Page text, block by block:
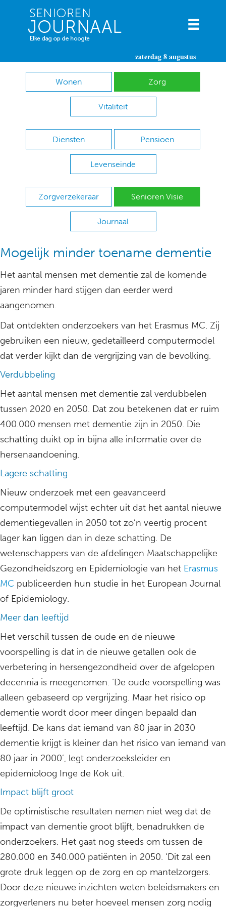
zaterdag 8 augustus
Wonen Zorg
Vitaliteit
Diensten Pensioen
Levenseinde
Zorgverzekeraar Senioren Visie
Journaal
Mogelijk minder toename dementie
Het aantal mensen met dementie zal de komende
jaren minder hard stijgen dan eerder werd
aangenomen.
Dat ontdekten onderzoekers van het Erasmus MC. Zij
gebruiken een nieuw, gedetailleerd computermodel
dat verder kijkt dan de vergrijzing van de bevolking.
Verdubbeling
Het aantal mensen met dementie zal verdubbelen
tussen 2020 en 2050. Dat zou betekenen dat er ruim
400.000 mensen met dementie zijn in 2050. Die
schatting duikt op in bijna alle informatie over de
hersenaandoening.
Lagere schatting
Nieuw onderzoek met een geavanceerd
computermodel wijst echter uit dat het aantal nieuwe
dementiegevallen in 2050 tot zo’n veertig procent
lager kan liggen dan in deze schatting. De
wetenschappers van de afdelingen Maatschappelijke
Gezondheidszorg en Epidemiologie van het Erasmus
MC publiceerden hun studie in het European Journal
of Epidemiology.
Meer dan leeftijd
Het verschil tussen de oude en de nieuwe
voorspelling is dat in de nieuwe getallen ook de
verbetering in hersengezondheid over de afgelopen
decennia is meegenomen. ‘De oude voorspelling was
alleen gebaseerd op vergrijzing. Maar het risico op
dementie wordt door meer dingen bepaald dan
leeftijd. De kans dat iemand van 80 jaar in 2030
dementie krijgt is kleiner dan het risico van iemand van
80 jaar in 2000’, legt onderzoeksleider en
epidemioloog Inge de Kok uit.
Impact blijft groot
De optimistische resultaten nemen niet weg dat de
impact van dementie groot blijft, benadrukken de
onderzoekers. Het gaat nog steeds om tussen de
280.000 en 340.000 patiënten in 2050. ‘Dit zal een
grote druk leggen op de zorg en op mantelzorgers.
Door deze nieuwe inzichten weten beleidsmakers en
zorgverleners nu beter hoeveel mensen zorg nodig